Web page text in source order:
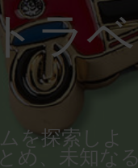
ラベ
を探索しよ
め、未知なる